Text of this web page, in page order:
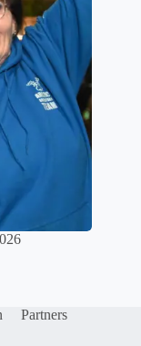
Partners